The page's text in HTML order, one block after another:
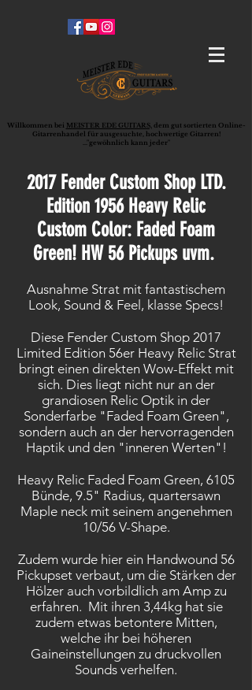
Willkommen bei MEISTER EDE GUITARS,dem gut sortierten Online-
G ita rrenhandel für ausgesuchte, hochwertige Gitarren!
..."gewöhnlich kann jeder"
2017 Fender Custom Shop LTD.
Edition 1956 Heavy Relic
Custom Color: Faded Foam
Green! HW 56 Pickups uvm.
Ausnahme Strat mit fantastischem
Look, Sound & Feel, klasse Specs!
Diese Fender Custom Shop 2017
Limited Edition 56er Heavy Relic Strat
bringt einen direkten Wow-Effekt mit
sich. Dies liegt nicht nur an der
grandiosen Relic Optik in der
Sonderfarbe "Faded Foam Green",
sondern auch an der hervorragenden
Haptik und den "inneren Werten"!
Heavy Relic Faded Foam Green, 6105
Bünde, 9.5" Radius, quartersawn
Maple neck mit seinem angenehmen
10/56 V-Shape.
Zudem wurde hier ein Handwound 56
Pickupset verbaut, um die Stärken der
Hölzer auch vorbildlich am Amp zu
erfahren. Mit ihren 3,44kg hat sie
zudem etwas betontere Mitten,
welche ihr bei höheren
Gaineinstellungen zu druckvollen
Sounds verhelfen.